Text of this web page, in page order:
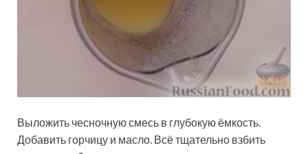
Выложить чесночную смесь в глубокую ёмкость.
Добавить горчицу и масло. Всё тщательно взбить